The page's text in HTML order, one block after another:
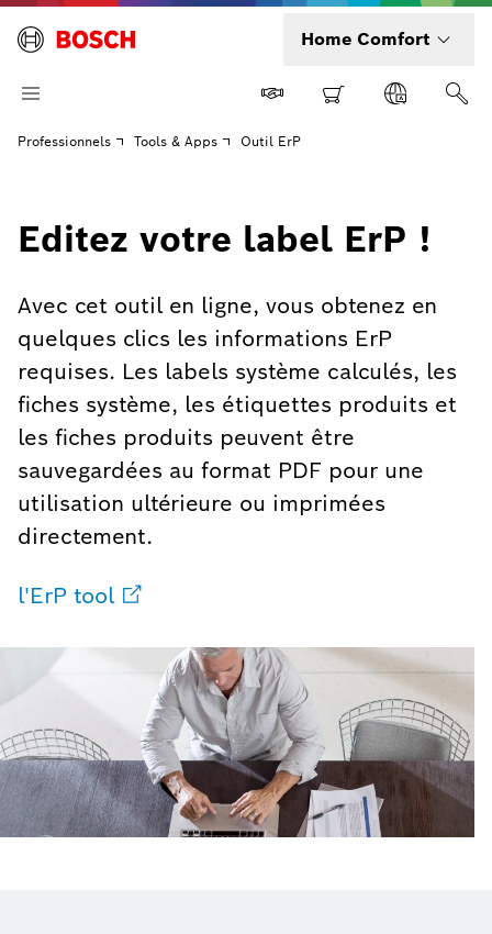
Home Comfort
Professionnels Tools & Apps Outil ErP
Editez votre label ErP !
Avec cet outil en ligne, vous obtenez en
quelques clics les informations ErP
requises. Les labels système calculés, les
fiches système, les étiquettes produits et
les fiches produits peuvent être
sauvegardées au format PDF pour une
utilisation ultérieure ou imprimées
directement.
l'ErP tool